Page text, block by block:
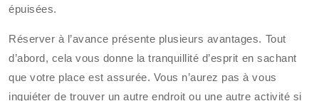
épuisées.
Réserver à l’avance présente plusieurs avantages. Tout
d’abord, cela vous donne la tranquillité d’esprit en sachant
que votre place est assurée. Vous n’aurez pas à vous
inquiéter de trouver un autre endroit ou une autre activité si